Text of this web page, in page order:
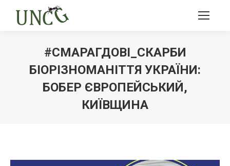
#СМАРАГДОВІ_СКАРБИ
БІОРІЗНОМАНІТТЯ УКРАЇНИ:
БОБЕР ЄВРОПЕЙСЬКИЙ,
КИЇВЩИНА